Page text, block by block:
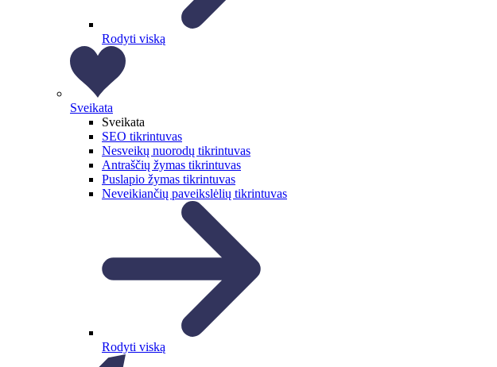
Rodyti viską
Sveikata
Sveikata
SEO tikrintuvas
Nesveikų nuorodų tikrintuvas
Antraščių žymas tikrintuvas
Puslapio žymas tikrintuvas
Neveikiančių paveikslėlių tikrintuvas
Rodyti viską